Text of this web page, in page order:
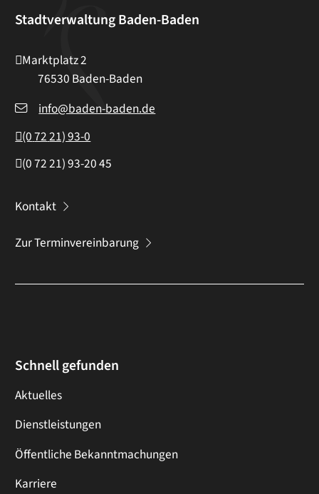
Stadtverwaltung Baden-Baden
Marktplatz 2
76530 Baden-Baden
info@baden-baden.de
(07221) 93-0
(07221) 93-2045
Kontakt
Zur Terminvereinbarung
Schnell gefunden
Aktuelles
Dienstleistungen
Öffentliche Bekanntmachungen
Karriere